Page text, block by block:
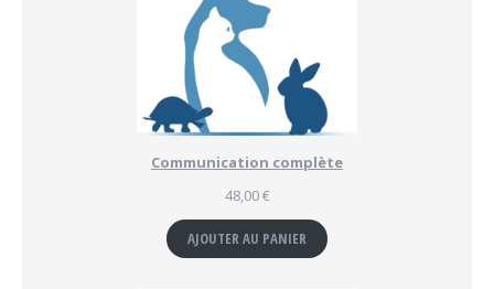
Communication complète
48,00€
AJOUTER AU PANIER